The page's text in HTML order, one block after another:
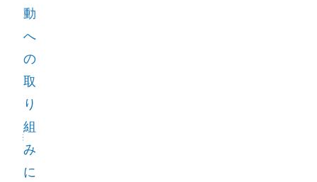
動
へ
の
取
り
組
み
に